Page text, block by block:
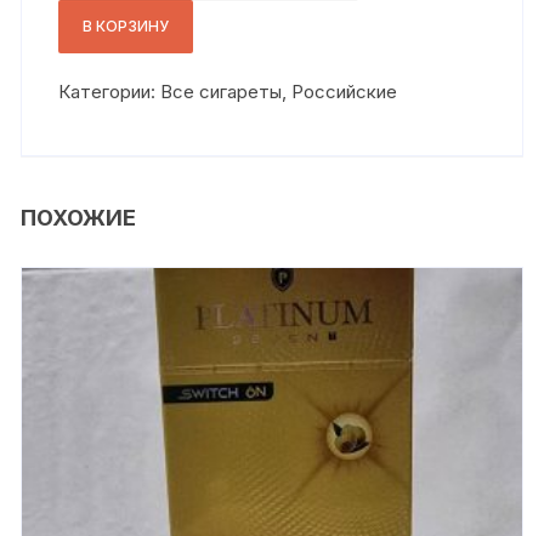
желтый
В КОРЗИНУ
Категории: Все сигареты, Российские
ПОХОЖИЕ